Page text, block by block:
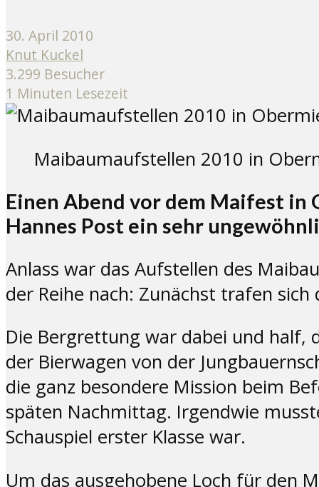
30. April 2010
Knut Kuckel
3.299 Besucher
1 Minuten Lesezeit
Maibaumaufstellen 2010 in
Einen Abend vor dem Maifest in
Hannes Post ein sehr
Anlass war das Aufstellen des
der Reihe nach: Zunächst trafen
Die Bergrettung war dabei und half,
der Bierwagen von der
die ganz besondere Mission beim
späten Nachmittag. Irgendwie
Schauspiel erster Klasse war.
Um das ausgehobene Loch für den